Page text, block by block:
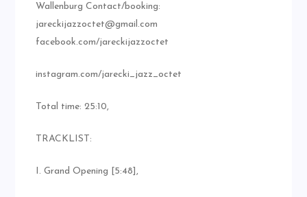
Wallenburg Contact/booking:
jareckijazzoctet@gmail.com
facebook.com/jareckijazzoctet
instagram.com/jarecki_jazz_octet
Total time: 25:10,
TRACKLIST:
I. Grand Opening [5:48],